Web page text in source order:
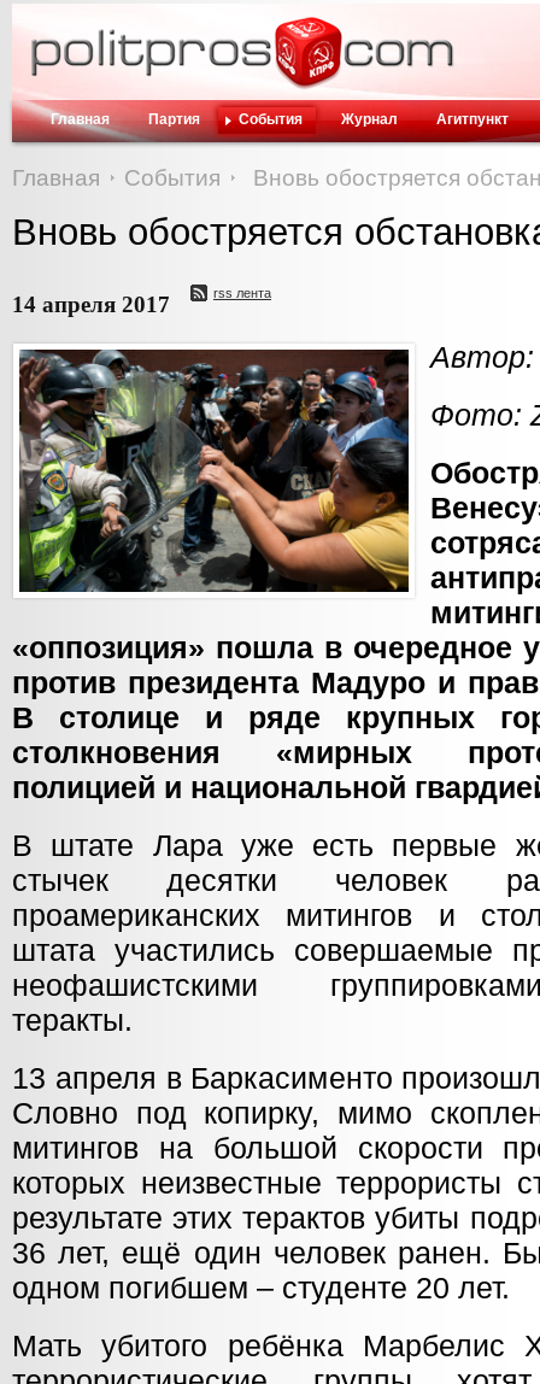
Главная Партия События Журнал Агитпункт
Главная События Вновь обостряется
Вновь обостряется
14 апреля 2017 rss лента
Автор:
Фото:
«оппозиция» пошла в очередное
против президента Мадуро и
В столице и ряде крупных
столкновения «мирных
полицией и национальной
В штате Лара уже есть первые
стычек десятки человек
проамериканских митингов и
штата участились совершаемые
неофашистскими
теракты.
13 апреля в Баркасименто
Словно под копирку, мимо
митингов на большой скорости
которых неизвестные террористы
результате этих терактов убиты
36 лет, ещё один человек ранен.
одном погибшем – студенте 20 лет.
Мать убитого ребёнка Марбелис